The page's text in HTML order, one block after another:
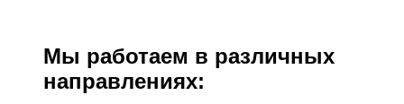
Мы работаем в различных
направлениях: